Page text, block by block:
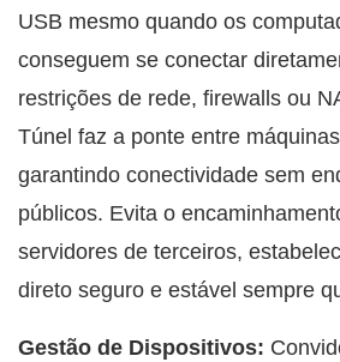
USB mesmo quando os
conseguem se conectar
restrições de rede, firewalls ou
Túnel faz a ponte entre
garantindo conectividade sem
públicos. Evita o
servidores de terceiros,
direto seguro e estável sempre
Gestão de Dispositivos: